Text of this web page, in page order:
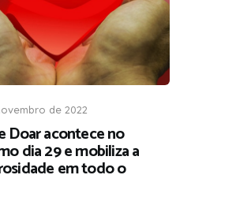
de 2022
Doar acontece no
dia 29 e mobiliza a
em todo o